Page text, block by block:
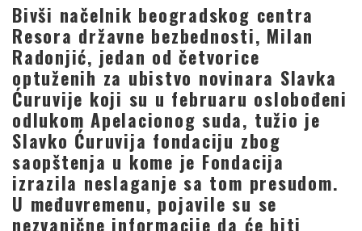
Bivši načelnik beogradskog centra
Resora državne bezbednosti, Milan
Radonjić, jedan od četvorice
optuženih za ubistvo novinara Slavka
Ćuruvije koji su u februaru oslobođeni
odlukom Apelacionog suda, tužio je
Slavko Ćuruvija fondaciju zbog
saopštenja u kome je Fondacija
izrazila neslaganje sa tom presudom.
U međuvremenu, pojavile su se
nezvanične informacije da će biti